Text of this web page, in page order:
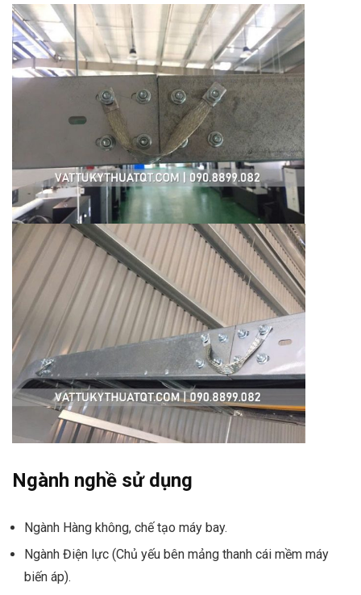
Ngành nghề sử dụng
Ngành Hàng không, chế tạo máy bay.
Ngành Điện lực (Chủ yếu bên mảng thanh cái mềm máy
biến áp).